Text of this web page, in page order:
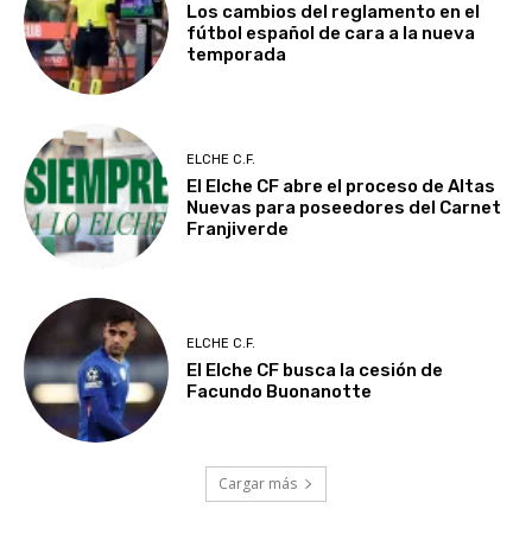
Los cambios del reglamento en el
fútbol español de cara a la nueva
temporada
ELCHE C.F.
El Elche CF abre el proceso de Altas
Nuevas para poseedores del Carnet
Franjiverde
ELCHE C.F.
El Elche CF busca la cesión de
Facundo Buonanotte
Cargar más